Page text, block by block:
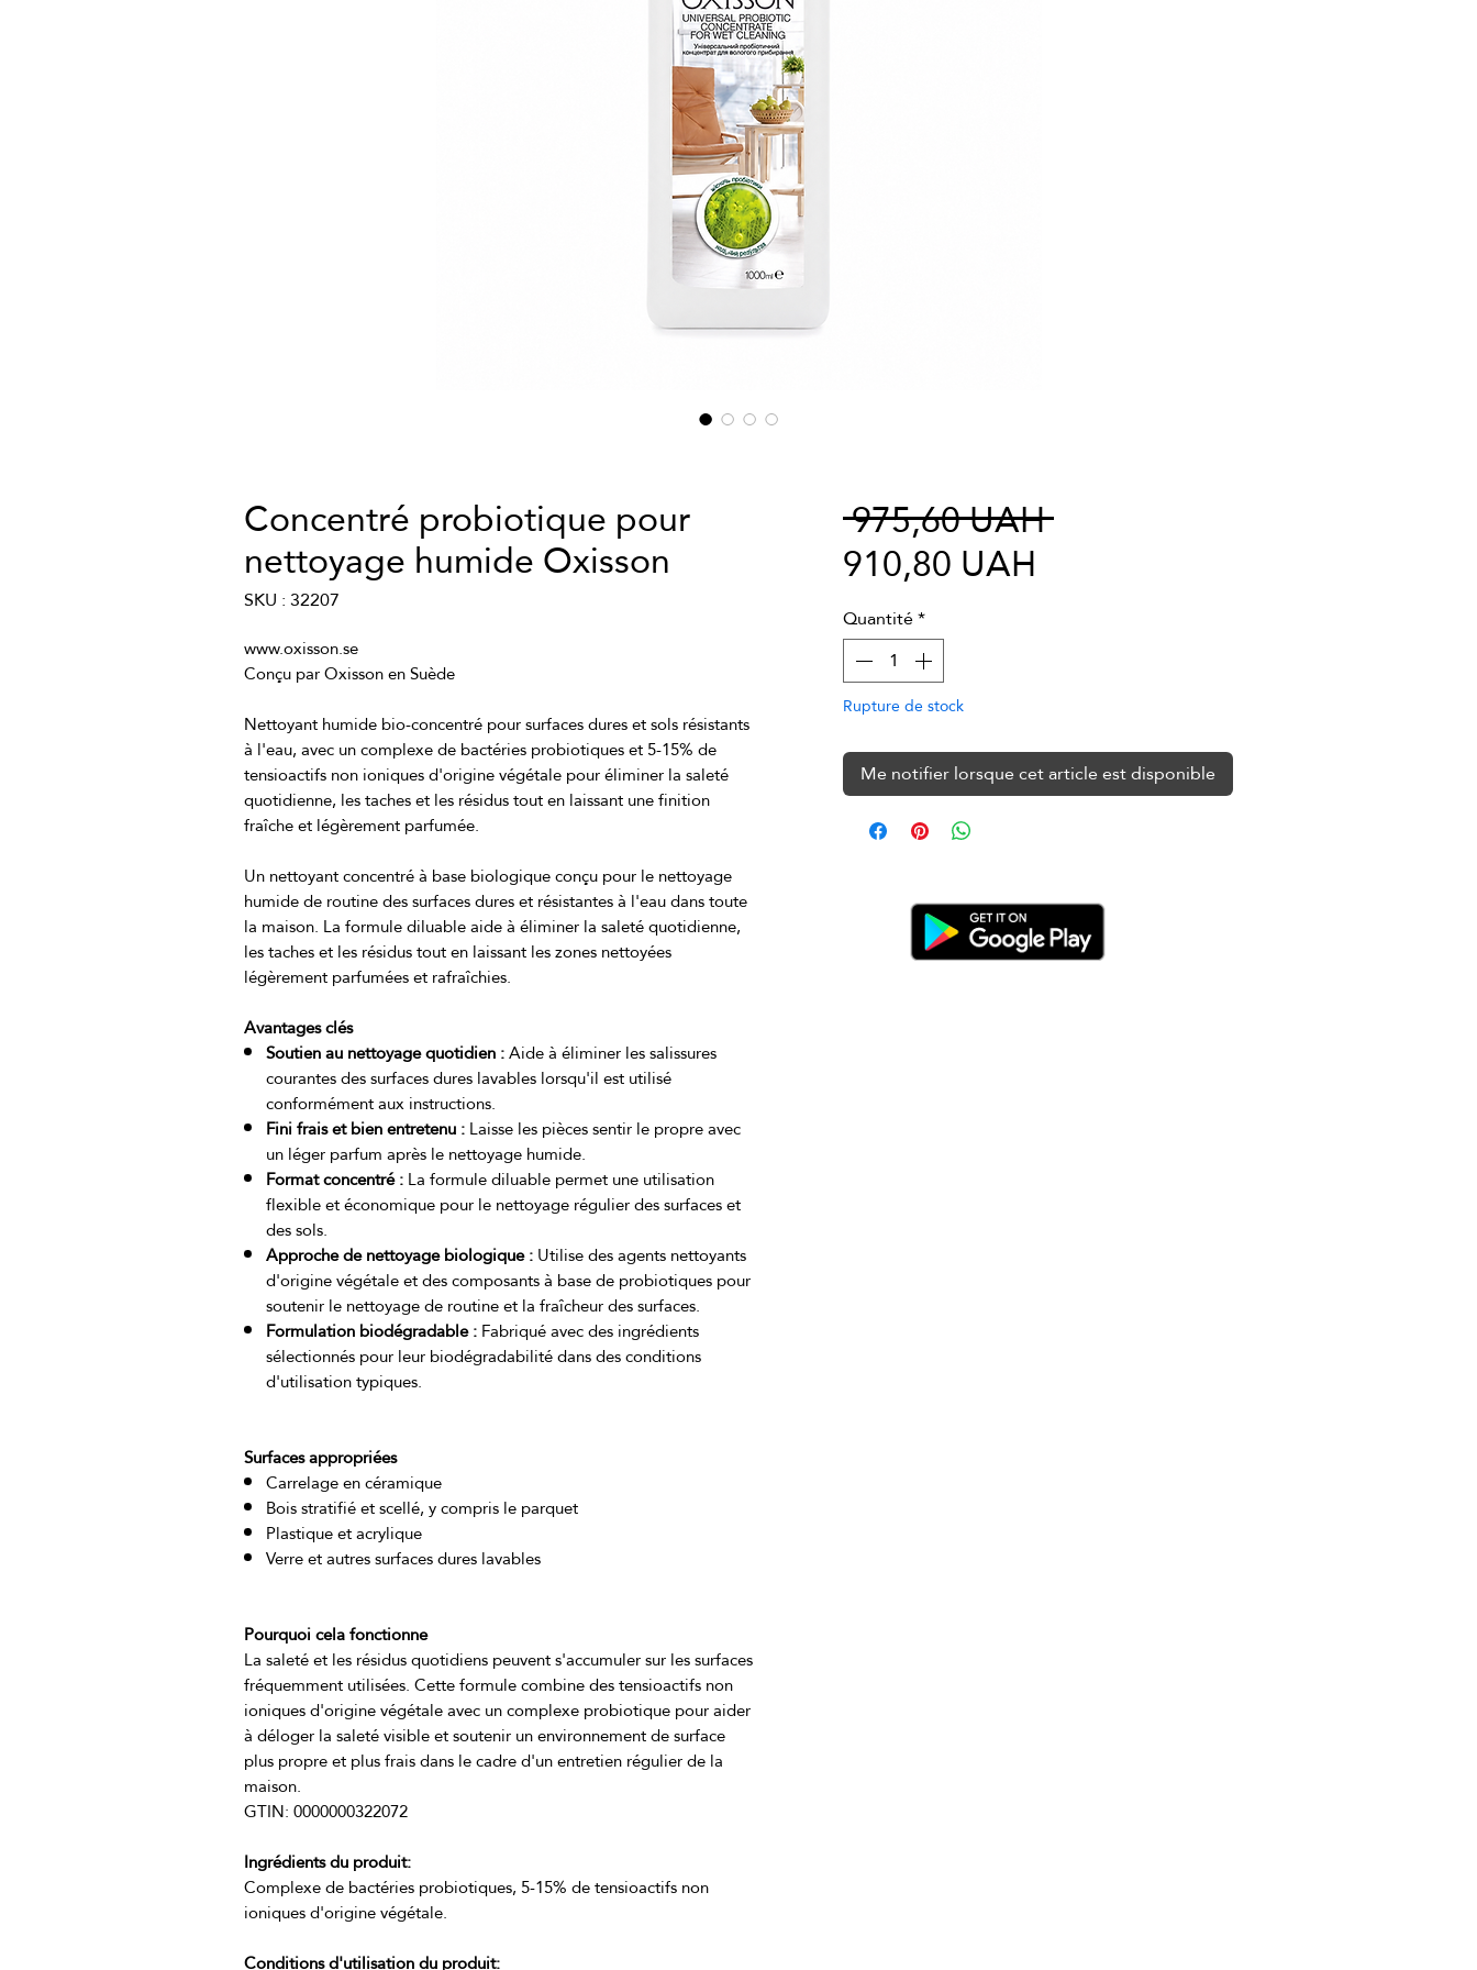
Concentré probiotique pour
nettoyage humide Oxisson
SKU : 32207
Nettoyant humide bio-concentré pour surfaces dures et sols résistants
à l'eau, avec un complexe de bactéries probiotiques et 5-15% de
tensioactifs non ioniques d'origine végétale pour éliminer la saleté
quotidienne, les taches et les résidus tout en laissant une finition
Un nettoyant concentré à base biologique conçu pour le nettoyage
humide de routine des surfaces dures et résistantes à l'eau dans toute
la maison. La formule diluable aide à éliminer la saleté quotidienne,
les taches et les résidus tout en laissant les zones nettoyées
Avantages clés
Soutien au nettoyage quotidien :Aide à éliminer les salissures
courantes des surfaces dures lavables lorsqu'il est utilisé
conformément aux instructions.
Fini frais et bien entretenu :Laisse les pièces sentir le propre avec
un léger parfum après le nettoyage humide.
Format concentré :La formule diluable permet une utilisation
flexible et économique pour le nettoyage régulier des surfaces et
des sols.
Approche de nettoyage biologique :Utilise des agents nettoyants
d'origine végétale et des composants à base de probiotiques pour
soutenir le nettoyage de routine et la fraîcheur des surfaces.
Formulation biodégradable :Fabriqué avec des ingrédients
sélectionnés pour leur biodégradabilité dans des conditions
d'utilisation typiques.
Surfaces appropriées
Carrelage en céramique
Bois stratifié et scellé, y compris le parquet
Plastique et acrylique
Verre et autres surfaces dures lavables
Pourquoi cela fonctionne
La saleté et les résidus quotidiens peuvent s'accumuler sur les surfaces
fréquemment utilisées. Cette formule combine des tensioactifs non
ioniques d'origine végétale avec un complexe probiotique pour aider
à déloger la saleté visible et soutenir un environnement de surface
plus propre et plus frais dans le cadre d'un entretien régulier de la
Ingrédients du produit:
Complexe de bactéries probiotiques, 5-15% de tensioactifs non
Conditions d'utilisation du produit:
975,60 UAH Prix
910,80 UAH
Quantité*
Rupture de stock
Me notifier lorsque cet article est disponible